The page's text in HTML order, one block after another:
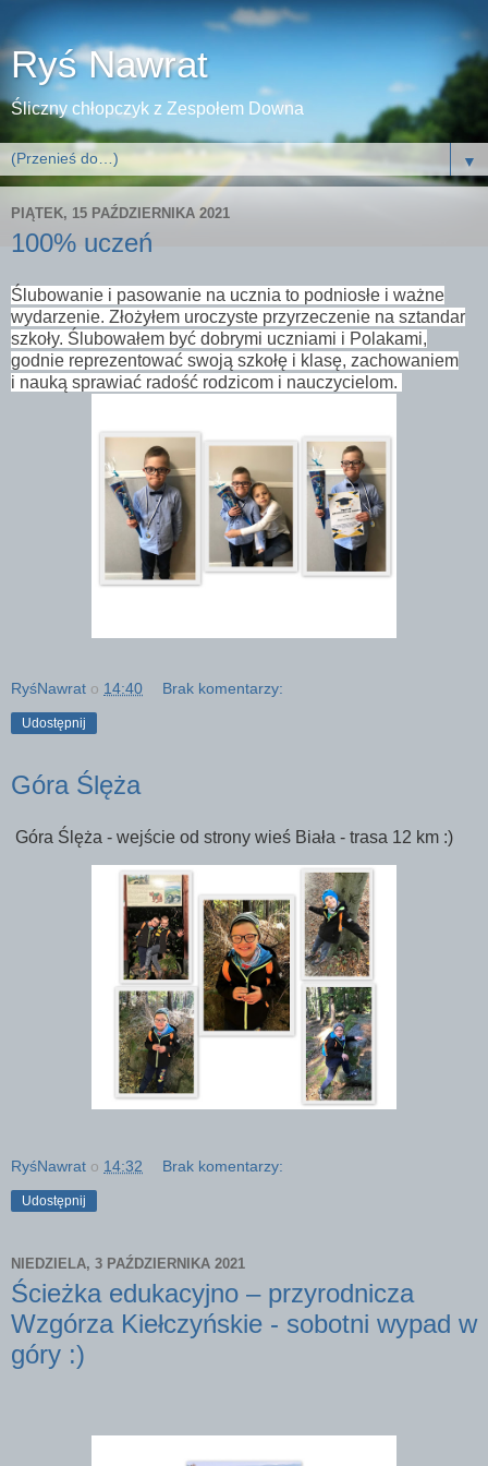
Ryś Nawrat
Śliczny chłopczyk z Zespołem Downa
▼
PIĄTEK, 15 PAŹDZIERNIKA 2021
100% uczeń
Ślubowanie i pasowanie na ucznia to podniosłe i ważne
wydarzenie. Złożyłem uroczyste przyrzeczenie na sztandar
szkoły. Ślubowałem być dobrymi uczniami i Polakami,
godnie reprezentować swoją szkołę i klasę, zachowaniem
i nauką sprawiać radość rodzicom i nauczycielom.
RyśNawrat o 14:40 Brak komentarzy:
Udostępnij
Góra Ślęża
Góra Ślęża - wejście od strony wieś Biała - trasa 12 km :)
RyśNawrat o 14:32 Brak komentarzy:
Udostępnij
NIEDZIELA, 3 PAŹDZIERNIKA 2021
Ścieżka edukacyjno – przyrodnicza
Wzgórza Kiełczyńskie - sobotni wypad w
góry :)